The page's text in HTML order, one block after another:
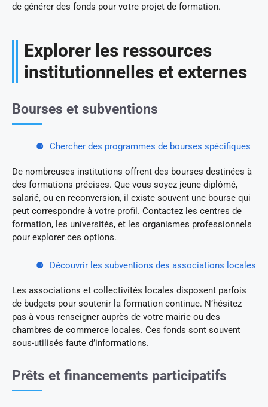
de générer des fonds pour votre projet de formation.
Explorer les ressources
institutionnelles et externes
Bourses et subventions
Chercher des programmes de bourses spécifiques
De nombreuses institutions offrent des bourses destinées à
des formations précises. Que vous soyez jeune diplômé,
salarié, ou en reconversion, il existe souvent une bourse qui
peut correspondre à votre profil. Contactez les centres de
formation, les universités, et les organismes professionnels
pour explorer ces options.
Découvrir les subventions des associations locales
Les associations et collectivités locales disposent parfois
de budgets pour soutenir la formation continue. N’hésitez
pas à vous renseigner auprès de votre mairie ou des
chambres de commerce locales. Ces fonds sont souvent
sous-utilisés faute d’informations.
Prêts et financements participatifs